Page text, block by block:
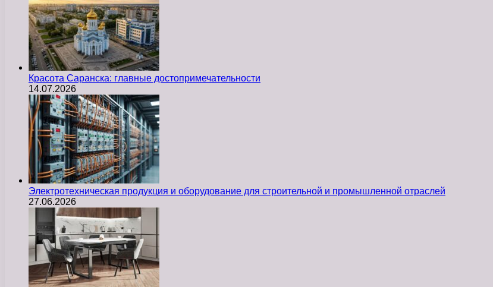
Красота Саранска: главные достопримечательности
14.07.2026
Электротехническая продукция и оборудование для строительной и промышленной отраслей
27.06.2026